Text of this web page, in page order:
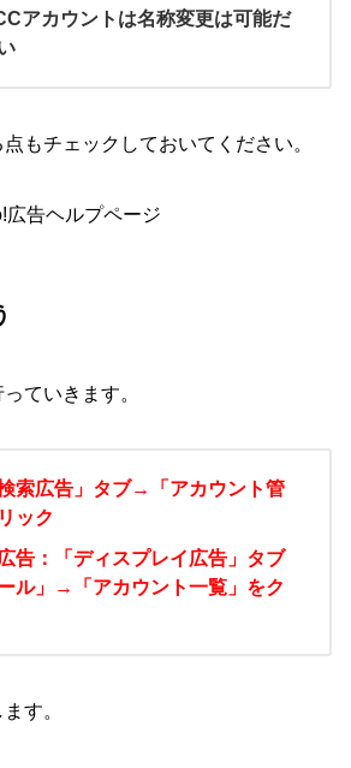
アカウントは名称変更は可能だ
もチェックしておいてください。
広告ヘルプページ
ていきます。
索広告」タブ→「アカウント管
ック
告：「ディスプレイ広告」タブ
ル」→「アカウント一覧」をク
す。